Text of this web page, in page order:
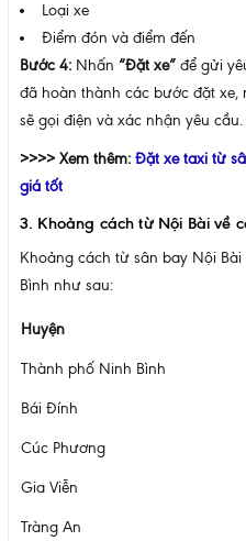
Loại xe
Điểm đón và điểm đến
Bước 4: Nhấn “Đặt xe” để gửi
đã hoàn thành các bước đặt xe,
sẽ gọi điện và xác nhận yêu cầu.
>>>> Xem thêm: Đặt xe taxi từ
giá tốt
3. Khoảng cách từ Nội Bài về
Khoảng cách từ sân bay Nội
Bình như sau:
Huyện
Thành phố Ninh Bình
Bái Đính
Cúc Phương
Gia Viễn
Tràng An